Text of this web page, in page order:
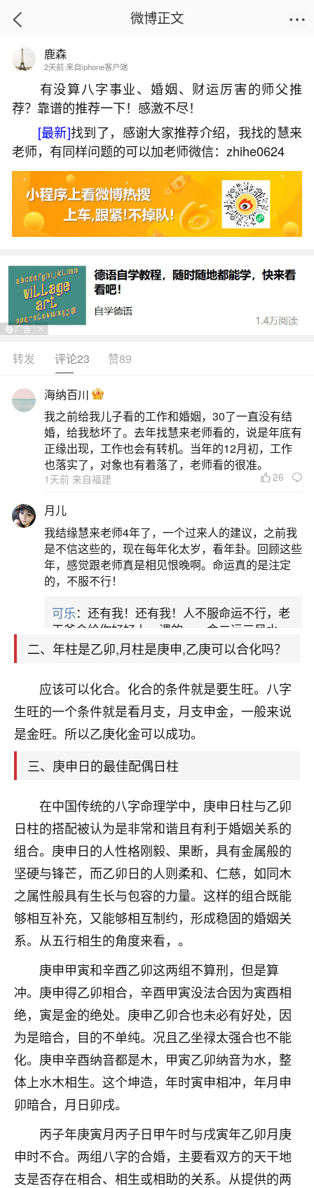
首页
八字乙卯和庚申天干能合吗？
2026-07-09 15:45:13 15 9 赞
生活中像八字乙卯和庚申天干能合吗？都是很
常见的问题，但是小问题不注意可能会引起大麻
烦，下面就这个问题给大家做一些解读：
一、庚申日男和乙卯日女最忌讳哪个
庚申日男坐禄通根，身强果断，宜配乙巳日
柱，而乙卯与庚申无直接合冲，但干支间木金相克
（乙木被庚金克，卯木被申金暗克），若八字火土
弱、水木过旺，更添情绪波动与控制欲。两人组合
中，乙卯女易有“控制丈夫”倾向，而庚申男则强调
“夫决定、妻反对”，若无丙火调和、癸水润局，或地
支见巳、午、未等暖局之神，极易因金钱
二、年柱是乙卯,月柱是庚申,乙庚可以合化吗？
应该可以化合。化合的条件就是要生旺。八字
生旺的一个条件就是看月支，月支申金，一般来说
是金旺。所以乙庚化金可以成功。
三、庚申日的最佳配偶日柱
在中国传统的八字命理学中，庚申日柱与乙卯
日柱的搭配被认为是非常和谐且有利于婚姻关系的
组合。庚申日的人性格刚毅、果断，具有金属般的
坚硬与锋芒，而乙卯日的人则柔和、仁慈，如同木
之属性般具有生长与包容的力量。这样的组合既能
够相互补充，又能够相互制约，形成稳固的婚姻关
系。从五行相生的角度来看，。
庚申甲寅和辛酉乙卯这两组不算刑，但是算
冲。庚申得乙卯相合，辛酉甲寅没法合因为寅酉相
绝，寅是金的绝处。庚申乙卯合也未必有好处，因
为是暗合，目的不单纯。况且乙坐禄太强合也不能
化。庚申辛酉纳音都是木，甲寅乙卯纳音为水，整
体上水木相生。这个坤造，年时寅申相冲，年月申
卯暗合，月日卯戌。
丙子年庚寅月丙子日甲午时与戌寅年乙卯月庚
申时不合。两组八字的合婚，主要看双方的天干地
支是否存在相合、相生或相助的关系。从提供的两
微博正文
鹿森
2天前 来自iphone客户端
有没算八字事业、婚姻、财运厉害的师父推
荐？靠谱的推荐一下！感激不尽！
[最新]找到了，感谢大家推荐介绍，我找的慧来
老师，有同样问题的可以加老师微信：zhihe0624
转发 评论23 赞89
海纳百川
我之前给我儿子看的工作和婚姻，30了一直没有结
婚，给我愁坏了。去年找慧来老师看的，说是年底有
正缘出现，工作也会有转机。当年的12月初，工作
也落实了，对象也有着落了，老师看的很准。
1天前 来自福建 26
月儿
我结缘慧来老师4年了，一个过来人的建议，之前我
是不信这些的，现在每年化太岁，看年卦。回顾这些
年，感觉跟老师真是相见恨晚啊。命运真的是注定
的，不服不行！
可乐：还有我！还有我！人不服命运不行，老
天爷会给你好好上一课的。一命二运三风水，
哪样不服都不行！
卦，认识老师3年了，都是缘分啊！
17分钟前 来自湖北 19
心若莲花
我是做餐饮的，这两年，生意屡屡受挫，店开一家关
家底快败光了，真是倒霉！我也想找人看看到底怎么
回事？
鹿森 ：你可以找老师看看，人有时不服命不行
啊！
太阳当空赵：我也做餐饮的，生意不算大，但
是我从找店开始都是找慧来老师跟进的，选
址、风水、还有开业日子，哪哪都看了，虽然
大环境不好，但是我家生意还可以，前几天又
刚找老师做了补财库，希望财运更好一点！
2小时前 来自海南 18
梦醒时分
我女儿高二叛逆，大半年不上学，一说她就要死要活
的，把我们两口子愁的不行，朋友给我推荐的慧来老
师，一开始我是病急乱投医，这半年来，法事一个个
做完，我女儿跟变了个人一样，不期望她能考多好的
大学，只要能安安稳稳的把书读了，身体心理都健健
康康的我就很知足了！
鹿森：可怜天下父母心啊！
3小时前 来自河北 16